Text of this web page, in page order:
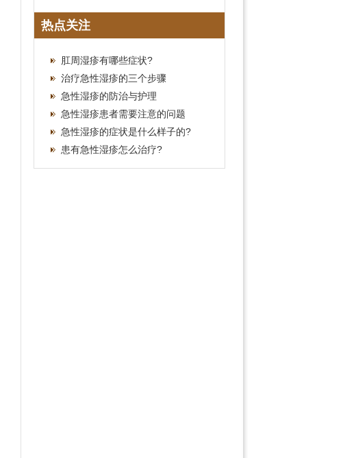
疗费用参考
热点关注
肛周湿疹有哪些症状?
治疗急性湿疹的三个步骤
急性湿疹的防治与护理
急性湿疹患者需要注意的问题
急性湿疹的症状是什么样子的?
患有急性湿疹怎么治疗?